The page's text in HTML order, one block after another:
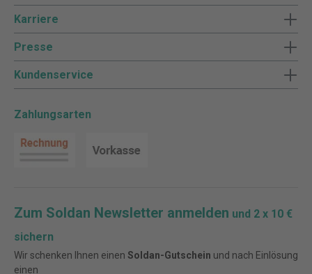
Karriere
Presse
Kundenservice
Zahlungsarten
Zum Soldan Newsletter anmelden und 2 x 10 €
sichern
Wir schenken Ihnen einen Soldan-Gutschein und nach Einlösung
einen